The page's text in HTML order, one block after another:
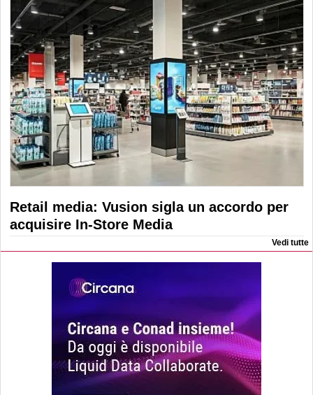
Retail media: Vusion sigla un accordo per
acquisire In-Store Media
Vedi tutte